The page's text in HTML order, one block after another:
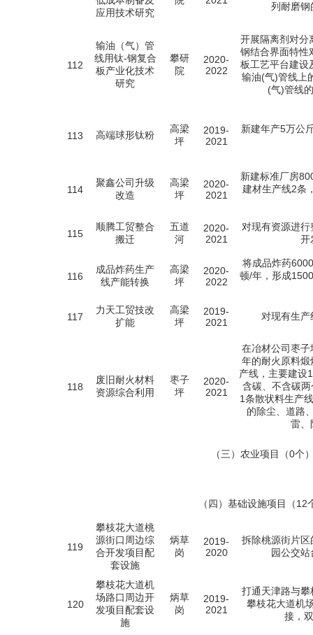
应用技术研究
列耐磨钢
112
输油（气）管
线用钛-钢复合
板产业化技术
研究
攀研
院
2020-
2022
开展隔离剂对分
钢结合界面特性
板工艺平台建设
输油(气)管线上
(气)管线
113 高端球形钛粉
高梁
坪
2019-
2021
新建年产5万公
114
聚鑫公司升级
改造
高梁
坪
2020-
2021
新建标准厂房
建材生产线2条
115
顺腾工贸整合
搬迁
五道
河
2020-
2021
对现有资源进
开
116
成品炸药生产
线产能转换
高梁
坪
2020-
2022
将成品炸药
顿/年，形成
117
力天工贸技改
扩能
高梁
坪
2019-
2021
对现有生
118
废旧耐火材料
资源综合利用
枣子
坪
2020-
2021
在冶材公司枣
年的耐火原料
产线，主要建设
含碳、不含碳
1条散状料生产
的除尘、道路
雷、
（三）农业项目（0个
（四）基础设施项目（12
119
攀枝花大道桃
源街口周边综
合开发项目配
套设施
炳草
岗
2019-
2020
拆除桃源街片
园公交
120
攀枝花大道机
场路口周边开
发项目配套设
施
炳草
岗
2019-
2021
打通天津路与
攀枝花大道机
接，